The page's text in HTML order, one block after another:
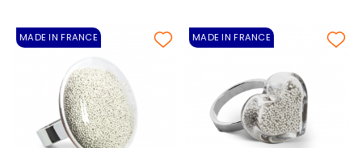
MADE IN FRANCE MADE IN FRANCE